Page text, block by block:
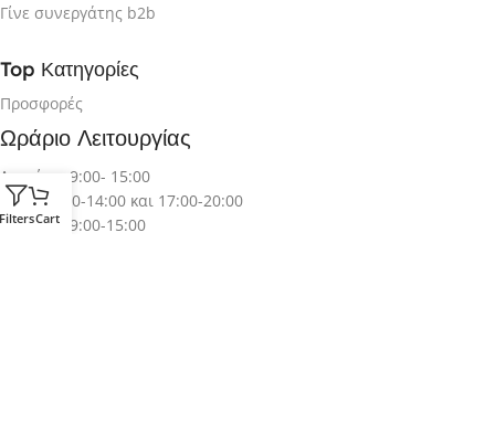
Γίνε συνεργάτης b2b
Top Κατηγορίες
Προσφορές
Ωράριο Λειτουργίας
Δευτέρα: 9:00- 15:00
Τρίτη: 9:00-14:00 και 17:00-20:00
Τετάρτη: 9:00-15:00
FiltersCart